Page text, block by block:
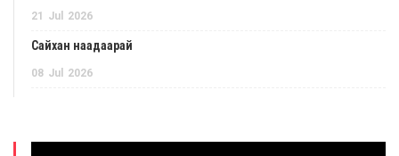
21 Jul 2026
Сайхан наадаарай
08 Jul 2026